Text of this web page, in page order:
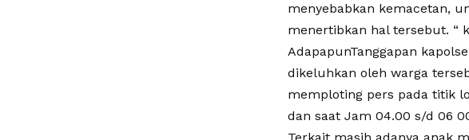
menyebabkan kemacetan,
menertibkan hal tersebut. “
AdapapunTanggapan
dikeluhkan oleh warga
memploting pers pada titik
dan saat Jam 04.00 s/d 06